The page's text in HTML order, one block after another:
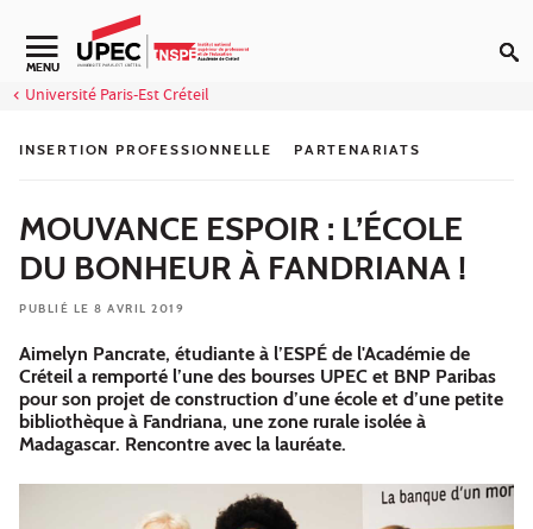
Aller au contenu
Navigation secondaire
MENU
Université Paris-Est Créteil
INSERTION PROFESSIONNELLE PARTENARIATS
MOUVANCE ESPOIR : L’ÉCOLE
DU BONHEUR À FANDRIANA !
PUBLIÉ LE 8 AVRIL 2019
Aimelyn Pancrate, étudiante à l’ESPÉ de l'Académie de
Créteil a remporté l’une des bourses UPEC et BNP Paribas
pour son projet de construction d’une école et d’une petite
bibliothèque à Fandriana, une zone rurale isolée à
Madagascar. Rencontre avec la lauréate.